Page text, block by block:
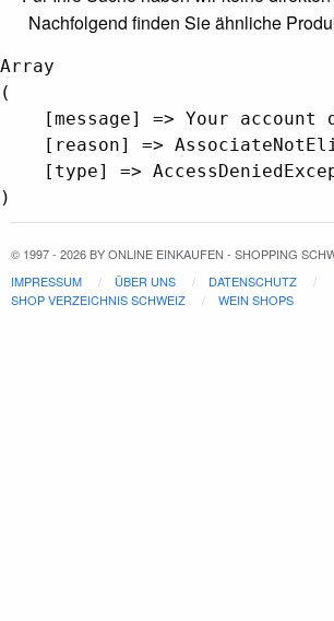
Nachfolgend finden Sie ähnliche
Array
(
[message] => Your account
[reason] =>
[type] =>
© 1997 - 2026 BY ONLINE EINKAUFEN - SHOPPING
IMPRESSUM
ÜBER UNS
DATENSCHUTZ
SHOP VERZEICHNIS SCHWEIZ
WEIN SHOPS